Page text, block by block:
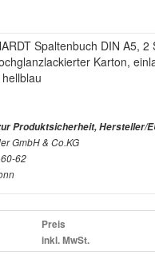
Spaltenbuch DIN A5,
Karton,
Produktsicherheit, Hersteller/
GmbH & Co.KG
62
Preis
inkl. MwSt.